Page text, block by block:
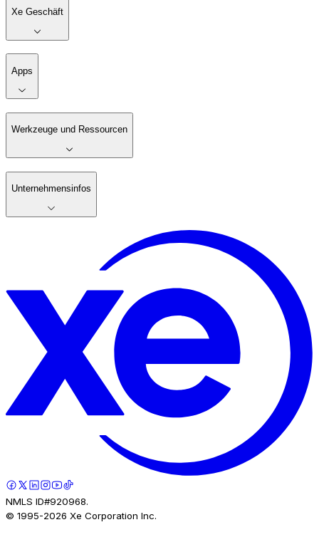
Xe Geschäft
Apps
Werkzeuge und Ressourcen
Unternehmensinfos
NMLS ID#920968.
© 1995-2026 Xe Corporation Inc.